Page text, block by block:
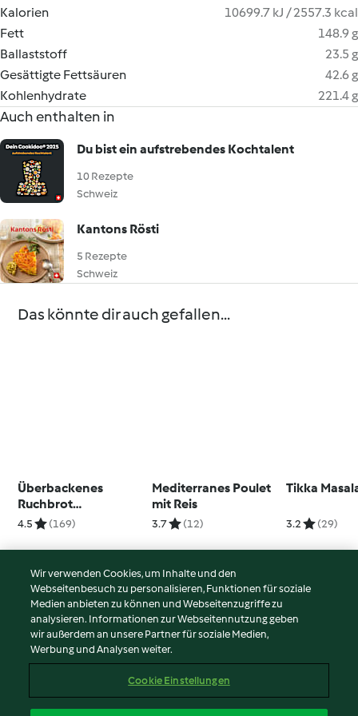
Kalorien
10699.7 kJ / 2557.3 kcal
Fett
148.9 g
Ballaststoff
23.5 g
Gesättigte Fettsäuren
42.6 g
Kohlenhydrate
221.4 g
Auch enthalten in
Du bist ein aufstrebendes Kochtalent
10 Rezepte
Schweiz
Kantons Rösti
5 Rezepte
Schweiz
Das könnte dir auch gefallen...
Überbackenes
Ruchbrot
mediterrane Art
4.5 (169)
Mediterranes Poulet
mit Reis
3.7 (12)
Tikka
3.2 (29)
© Copyright 2026
Nutzungsbedingungen
Datenschutzrichtlinien
Impressum
Wir verwenden Cookies, um Inhalte und den
Webseitenbesuch zu personalisieren, Funktionen für soziale
Medien anbieten zu können und Webseitenzugriffe zu
analysieren. Informationen zur Webseitennutzung geben
wir außerdem an unsere Partner für soziale Medien,
Werbung und Analysen weiter.
Cookie Einstellungen